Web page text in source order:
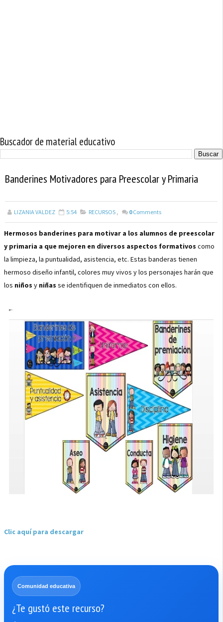
Buscador de material educativo
Banderines Motivadores para Preescolar y Primaria
LIZANIA VALDEZ 5:54 RECURSOS , 0 Comments
Hermosos banderines para motivar a los alumnos de preescolar
y primaria a que mejoren en diversos aspectos formativos como
la limpieza, la puntualidad, asistencia, etc. Estas banderas tienen
hermoso diseño infantil, colores muy vivos y los personajes harán que
los niños y niñas se identifiquen de inmediatos con ellos.
Clic aquí para descargar
Comunidad educativa
¿Te gustó este recurso?